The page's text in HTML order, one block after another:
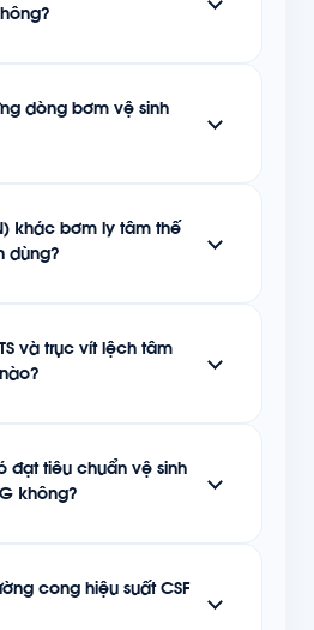
dòng bơm vệ sinh
khác bơm ly tâm thế
dùng?
và trục vít lệch tâm
đạt tiêu chuẩn vệ sinh
không?
cong hiệu suất CSF